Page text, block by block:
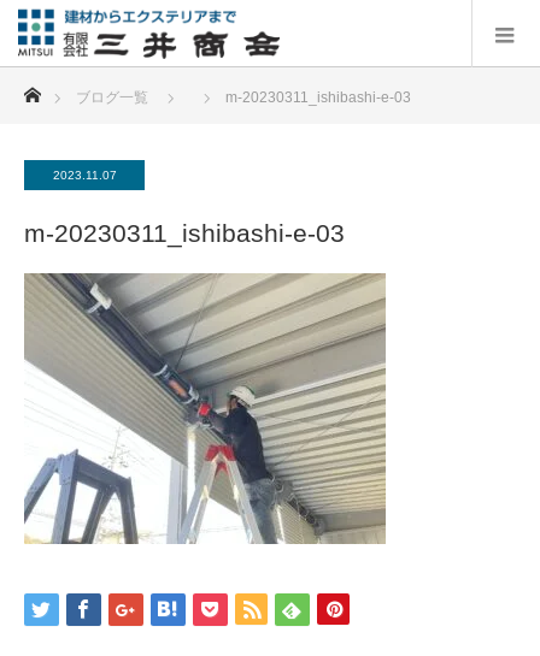
ブログ一覧 m-20230311_ishibashi-e-03
2023.11.07
m-20230311_ishibashi-e-03